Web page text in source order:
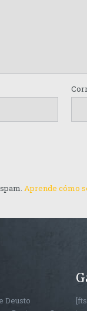
Aprende cómo
Deusto